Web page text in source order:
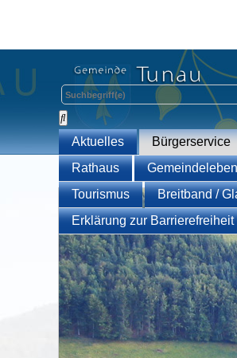
Aktuelles
Bürgerservice
Rathaus
Tourismus
Breitband /
Erklärung zur Barrierefreiheit